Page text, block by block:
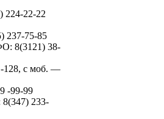
224-22-22
237-75-85
8(3121) 38-
128, с моб. —
-99-99
233-